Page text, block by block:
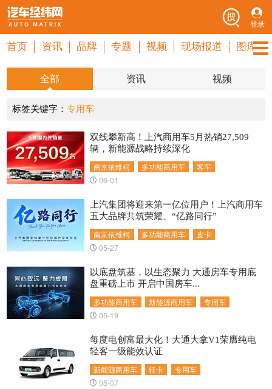
登录
首页 资讯 品牌 专题 视频 现场报道 图库
全部 资讯 视频
标签关键字： 专用车
南京依维柯 多功能商用车 客车
双线攀新高！上汽商用车5月热销27,509
辆，新能源战略持续深化
06-01
南京依维柯 多功能商用车 皮卡
上汽集团将迎来第一亿位用户！上汽商用车
五大品牌共筑荣耀、“亿路同行”
05-27
多功能商用车 新能源商用车 专用车
以底盘筑基，以生态聚力 大通房车专用底
盘重磅上市 开启中国房车...
05-19
新能源商用车 轻卡 专用车
每度电创富最大化！大通大拿V1荣膺纯电
轻客一级能效认证
05-07